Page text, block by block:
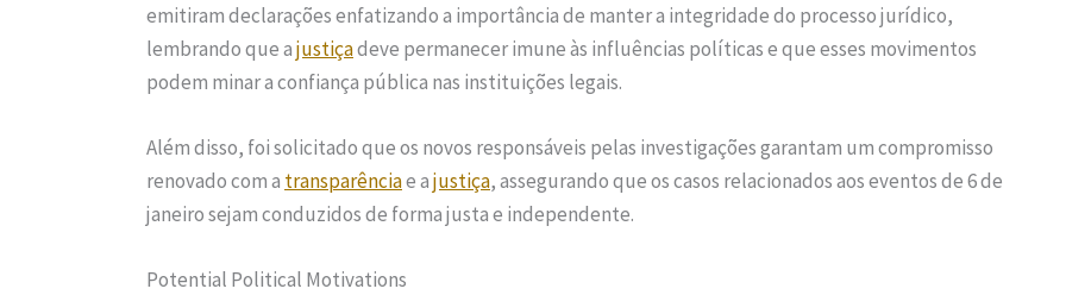
emitiram declarações enfatizando a importância de manter a integridade do processo jurídico,
lembrando que ajustiçadeve permanecer imune às influências políticas e que esses movimentos
podem minar a confiança pública nas instituições legais.
Além disso, foi solicitado que os novos responsáveis pelas investigações garantam um compromisso
renovado com a transparênciae ajustiça, assegurando que os casos relacionados aos eventos de 6 de
janeiro sejam conduzidos de forma justa e independente.
Potential Political Motivations